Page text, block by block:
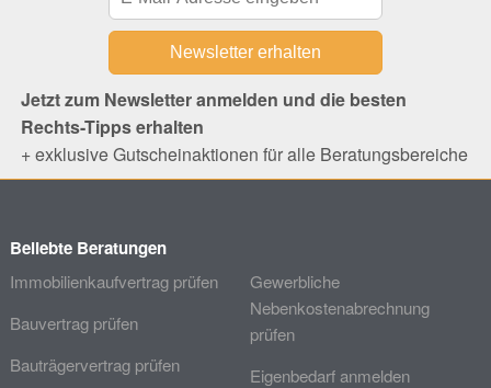
Jetzt zum Newsletter anmelden und die besten
Rechts-Tipps erhalten
+ exklusive Gutscheinaktionen für alle Beratungsbereiche
Beliebte Beratungen
Immobilienkaufvertrag prüfen
Bauvertrag prüfen
Bauträgervertrag prüfen
Gewerbliche
Nebenkostenabrechnung
prüfen
Eigenbedarf anmelden